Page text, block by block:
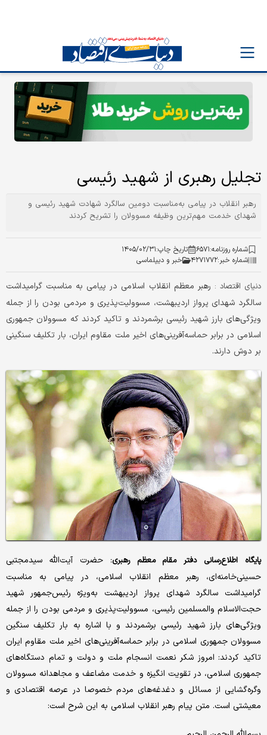
تجلیل رهبری از شهید رئیسی
رهبر انقلاب در پیامی به‌مناسبت دومین سالگرد شهادت شهید رئیسی و
شهدای خدمت مهم‌ترین وظیفه مسوولان را تشریح کردند
شماره روزنامه:۶۵۷۱ تاریخ چاپ:۱۴۰۵/۰۲/۳۱
شماره خبر:۴۲۷۱۷۷۲ خبر و دیپلماسی
دنیای اقتصاد : رهبر معظم انقلاب اسلامی در پیامی به مناسبت گرامیداشت
سالگرد شهدای پرواز اردیبهشت، مسوولیت‌پذیری و مردمی بودن را از جمله
ویژگی‌های بارز شهید ‌رئیسی برشمردند و تاکید کردند که مسوولان جمهوری
اسلامی در برابر حماسه‌آفرینی‌های اخیر ملت مقاوم ایران، بار تکلیف سنگینی
بر دوش دارند.
پایگاه اطلاع‌رسانی دفتر مقام معظم رهبری:حضرت آیت‌الله سیدمجتبی
حسینی‌خامنه‌ای، رهبر معظم انقلاب اسلامی، در پیامی به مناسبت
گرامیداشت سالگرد شهدای پرواز اردیبهشت به‌ویژه رئیس‌جمهور شهید
حجت‌الاسلام والمسلمین رئیسی، مسوولیت‌پذیری و مردمی بودن را از جمله
ویژگی‌های بارز شهید ‌رئیسی برشمردند و با اشاره به بار تکلیف سنگین
مسوولان جمهوری اسلامی در برابر حماسه‌آفرینی‌های اخیر ملت مقاوم ایران
تاکید کردند: امروز شکر نعمت انسجام ملت و دولت و تمام دستگاه‌های
جمهوری اسلامی، در تقویت انگیزه و خدمت مضاعف و‌ مجاهدانه‌ مسوولان
و‌گره‌گشایی از مسائل و دغدغه‌های مردم خصوصا در عرصه اقتصادی و
معیشتی است. متن پیام رهبر انقلاب اسلامی به این شرح است: